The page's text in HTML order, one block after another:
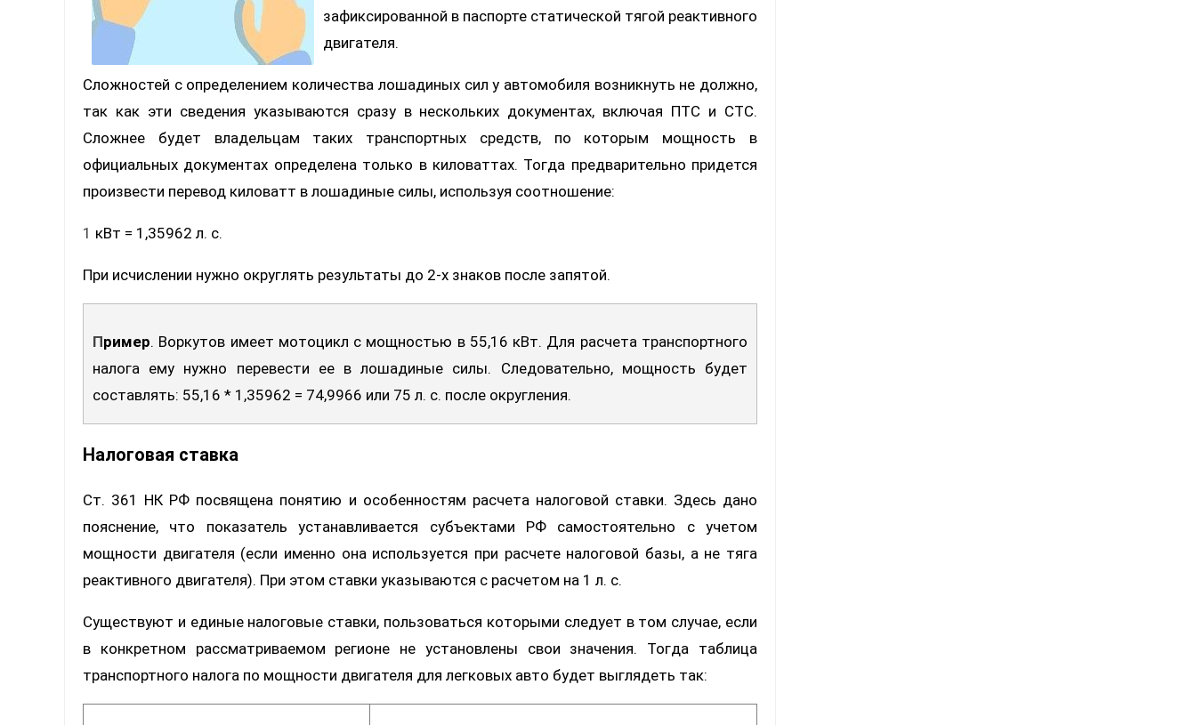
зафиксированной в паспорте статической тягой реактивного
двигателя.
Сложностей с определением количества лошадиных сил у автомобиля возникнуть не должно,
так как эти сведения указываются сразу в нескольких документах, включая ПТС и СТС.
Сложнее будет владельцам таких транспортных средств, по которым мощность в
официальных документах определена только в киловаттах. Тогда предварительно придется
произвести перевод киловатт в лошадиные силы, используя соотношение:
1 кВт = 1,35962 л. с.
При исчислении нужно округлять результаты до 2-х знаков после запятой.
Пример. Воркутов имеет мотоцикл с мощностью в 55,16 кВт. Для расчета транспортного
налога ему нужно перевести ее в лошадиные силы. Следовательно, мощность будет
составлять: 55,16 * 1,35962 = 74,9966 или 75 л. с. после округления.
Налоговая ставка
Ст. 361 НК РФ посвящена понятию и особенностям расчета налоговой ставки. Здесь дано
пояснение, что показатель устанавливается субъектами РФ самостоятельно с учетом
мощности двигателя (если именно она используется при расчете налоговой базы, а не тяга
реактивного двигателя). При этом ставки указываются с расчетом на 1 л. с.
Существуют и единые налоговые ставки, пользоваться которыми следует в том случае, если
в конкретном рассматриваемом регионе не установлены свои значения. Тогда таблица
транспортного налога по мощности двигателя для легковых авто будет выглядеть так: